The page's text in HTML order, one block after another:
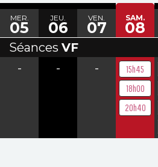
MER.
05
JEU.
06
VEN.
07
SAM.
08
Séances VF
-
- -
15h45
18h00
20h40